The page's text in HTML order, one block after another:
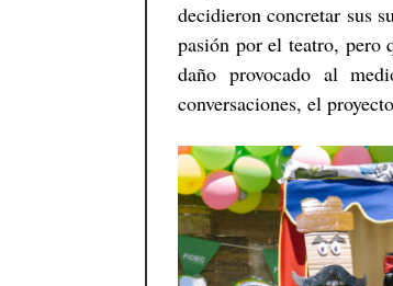
decidieron concretar sus
pasión por el teatro, pero
daño provocado al
conversaciones, el